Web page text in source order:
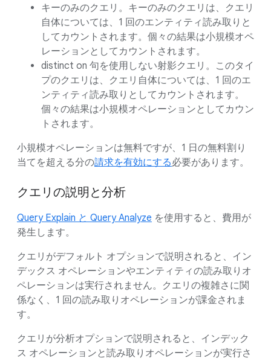
キーのみのクエリ。キーのみのクエリは、クエリ
自体については、1 回のエンティティ読み取りと
してカウントされます。個々の結果は小規模オペ
レーションとしてカウントされます。
distinct on 句を使用しない射影クエリ。このタイ
プのクエリは、クエリ自体については、1 回のエ
ンティティ読み取りとしてカウントされます。
個々の結果は小規模オペレーションとしてカウン
トされます。
小規模オペレーションは無料ですが、1 日の無料割り
当てを超える分の請求を有効にする必要があります。
クエリの説明と分析
Query Explain と Query Analyze を使用すると、費用が
発生します。
クエリがデフォルト オプションで説明されると、イン
デックス オペレーションやエンティティの読み取りオ
ペレーションは実行されません。クエリの複雑さに関
係なく、1 回の読み取りオペレーションが課金されま
す。
クエリが分析オプションで説明されると、インデック
ス オペレーションと読み取りオペレーションが実行さ